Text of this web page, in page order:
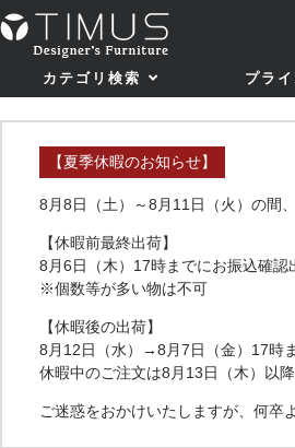
カテゴリ検索 プラ
【夏季休暇のお知らせ】
8月8日（土）～8月11日（火）の間
【休暇前最終出荷】
8月6日（木）17時までにお振込確
※個数等が多い物は不可
【休暇後の出荷】
8月12日（水）→8月7日（金）17時
休暇中のご注文は8月13日（木）以
ご迷惑をおかけいたしますが、何卒